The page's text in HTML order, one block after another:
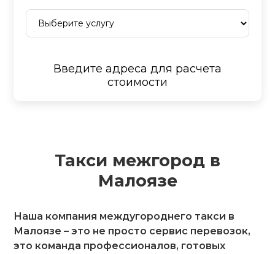
Введите адреса для расчета
стоимости
Такси межгород в
Малоязе
Наша компания междугороднего такси в
Малоязе – это не просто сервис перевозок,
это команда профессионалов, готовых